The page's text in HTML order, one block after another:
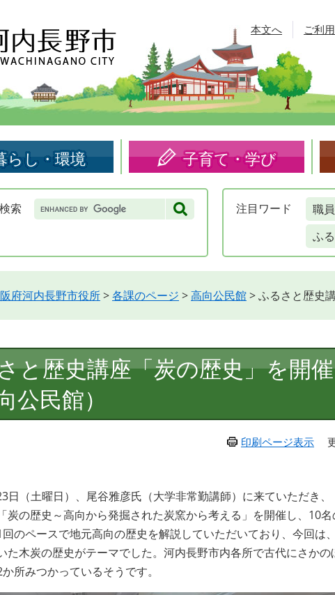
本文へ ご利
らし・環境 子育て・学び
索 Google
カ
検
注目 ワード 職
ふ
府河内長野市役所>各課のページ >高向公民館>ふるさと歴史
と歴史講座「炭の歴史」を開
公民館）
印刷ページ表示
日（土曜日）、尾谷雅彦氏（大学非常勤講師）に来ていただき
炭の歴史～高向から発掘された炭窯から考える」を開催し、10名
のペースで地元高向の歴史を解説していただいており、 今回は
た木炭の歴史がテーマでした。河内長野市内各所で古代にさか
所みつかっているそうです。